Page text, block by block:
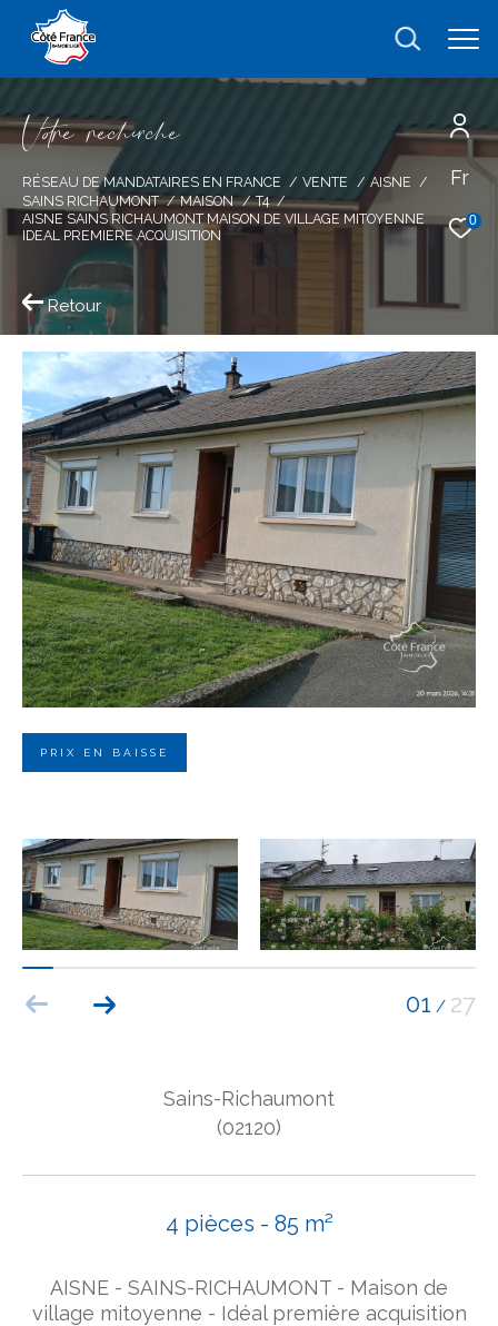
Fr
0
Vore recece
RÉSEAU DE MANDATAIRES EN FRANCE VENTE
AISNE
SAINS RICHAUMONT
MAISON
T4
AISNE SAINS RICHAUMONT MAISON DE VILLAGE MITOYENNE
IDEAL PREMIERE ACQUISITION
Retour
PRIX EN BAISSE
01 / 27
Sains-Richaumont
(02120)
4 pièces - 85 m²
AISNE - SAINS-RICHAUMONT - Maison de
village mitoyenne - Idéal première acquisition
Effectuer une recherche
et trouver le bien qui correspond à vos
critères
Type
d'offre
Vente
Type
de
bien
type de bien
Ville
Budget
Budget
Surface
Surface
Pièces
Référence
AFFINER LES CRITÈRES
TERRASSE PARKING PISCINE